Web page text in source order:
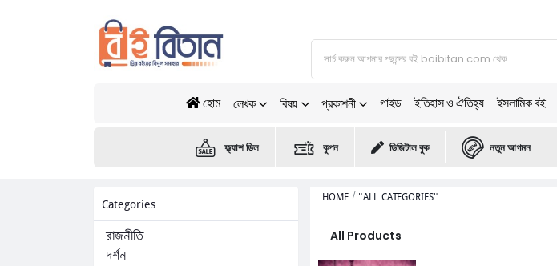
হোম লেখক বিষয় প্রকাশনী গাইড ইতিহাস ও ঐতিহ্য ইসলামিক বই
ফ্ল্যাশ ডিল কুপন ডিজিটাল বুক নতুন আগমন
Categories
রাজনীতি
দর্শন
HOME "ALL CATEGORIES"
All Products